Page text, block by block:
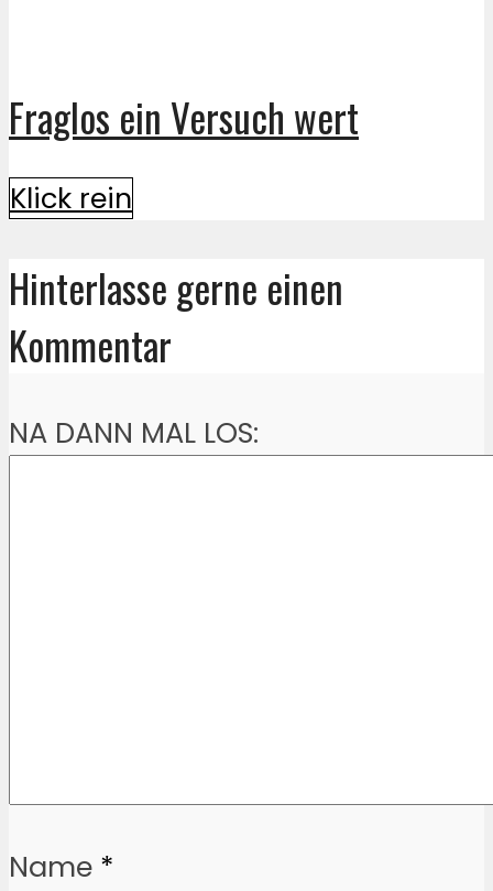
Fraglos ein Versuch wert
Klick rein
Hinterlasse gerne einen
Kommentar
NA DANN MAL LOS:
Name *